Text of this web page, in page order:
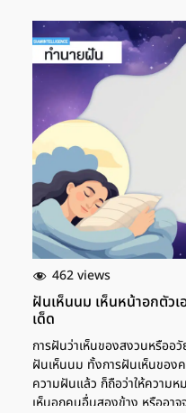
ฝันว่าเห็นกุมาร ตามตำราโบร
ลอย ซึ่งคนที่ฝันว่าเห็นกุมารทอ
สี ช่วงนี้อาจจะลองเสี่ยงโชคจา
แบบเล็กๆ น้อยๆ เผื่อจะได้โช
บุญบารมี เพราะเป็นช่วงที่ดว
เลขเด็ด มีกุมารมาเล่นด้วยใน
หยอกล้อคุณในฝัน เป็นฝันที่ไม่ค่
ทุกข์หรือว่าสิ่งที่ทำให้ไม่สบายใ
ไว้ การเงินเป็นช่วงที่มีรายจ่าย
ฝันในลักษณะนี้ก็ยังมีข้อดีอยู่บ้
ขนมจีบมากขึ้น ช่วงนี้จะมีเสน่
คนที่ศึกษากันอยู่แล้ว ก็อย่าไปมี
ตามมาได้ เลขเด็ด ฝันเห็นกุม
ทองร้องไห้ ตามตำราแล้ว เป็
ความเครียดและบอกว่าคุณกำ
เรื่องสุขภาพ แต่ก็เป็นฝันที่มีข้อ
เจอรักทางไกล […]
462 views
ฝันเห็นนม เห็นหน้าอกตัว
เด็ด
การฝันว่าเห็นของสงวนหรืออ
ฝันเห็นนม ทั้งการฝันเห็นของ
ความฝันแล้ว ก็ถือว่าให้ความห
เห็นอกคนอื่นสองข้าง หรืออา